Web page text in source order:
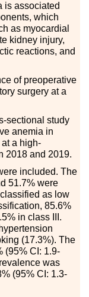
is associated
which
as myocardial
kidney injury,
reactions, and
of preoperative
surgery at a
sectional study
anemia in
a high-
2018 and 2019.
included. The
51.7% were
as low
85.6%
in class III.
(17.3%). The
(95% CI: 1.9-
was
(95% CI: 1.3-